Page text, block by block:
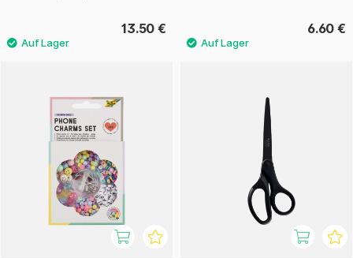
13.50 € 6.60 €